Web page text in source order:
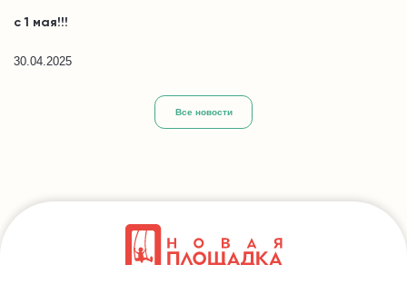
с 1 мая!!!
30.04.2025
Все новости